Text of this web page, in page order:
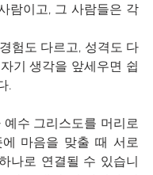
람이고, 그 사람들은 각
험도 다르고, 성격도 다
기 생각을 앞세우면 쉽
.
마음을 맞출 때 서로
나로 연결될 수 있습니